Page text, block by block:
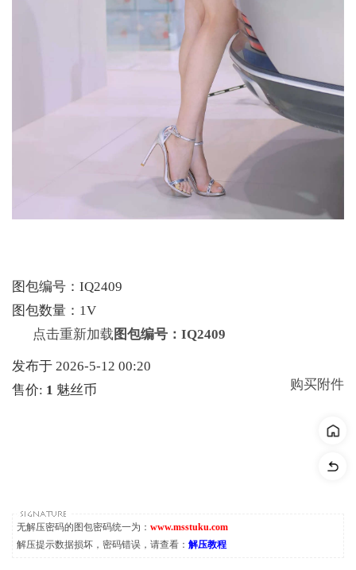
图包编号：IQ2409
图包数量：1V
点击重新加载 图包编号：IQ2409
发布于 2026-5-12 00:20
售价: 1 魅丝币 购买附件
无解压密码的图包密码统一为： www.msstuku.com
解压提示数据损坏，密码错误，请查看： 解压教程